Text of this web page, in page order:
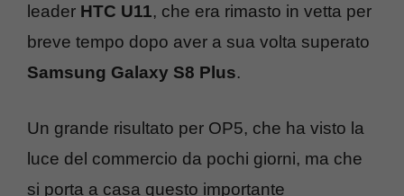
leader HTC U11, che era rimasto in vetta per
breve tempo dopo aver a sua volta superato
Samsung Galaxy S8 Plus.
Un grande risultato per OP5, che ha visto la
luce del commercio da pochi giorni, ma che
si porta a casa questo importante